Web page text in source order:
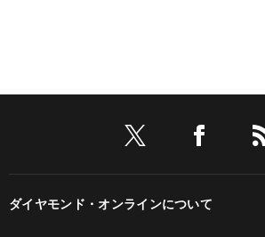
ダイヤモンド・オンラインについて